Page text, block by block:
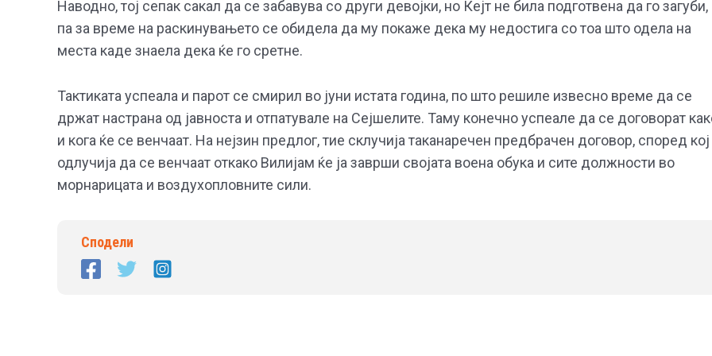
Наводно, тој сепак сакал да се забавува со други девојки, но Кејт не била подготвена да го загуби,
па за време на раскинувањето се обидела да му покаже дека му недостига со тоа што одела на
места каде знаела дека ќе го сретне.
Тактиката успеала и парот се смирил во јуни истата година, по што решиле извесно време да се
држат настрана од јавноста и отпатувале на Сејшелите. Таму конечно успеале да се договорат
и кога ќе се венчаат. На нејзин предлог, тие склучија таканаречен предбрачен договор, според кој
одлучија да се венчаат откако Вилијам ќе ја заврши својата воена обука и сите должности во
морнарицата и воздухопловните сили.
Сподели